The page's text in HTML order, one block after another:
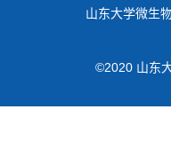
山东大学微生
©2020 山东